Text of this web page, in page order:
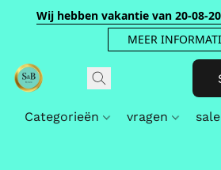
Wij hebben vakantie van 20-08-
MEER
Categorieën vragen sale